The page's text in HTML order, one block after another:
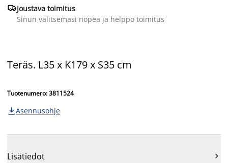
Joustava toimitus
Sinun valitsemasi nopea ja helppo toimitus
Teräs. L35 x K179 x S35 cm
Tuotenumero: 3811524
 Asennusohje
Lisätiedot 